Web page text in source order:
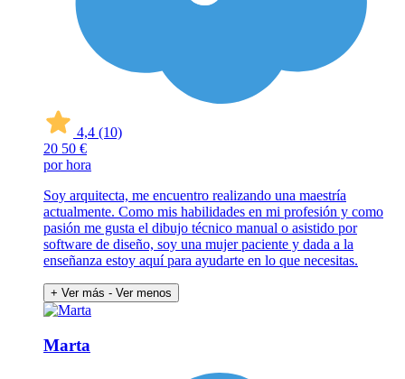
4,4 (10)
20 50 €
por hora
Soy arquitecta, me encuentro realizando una maestría
actualmente. Como mis habilidades en mi profesión y como
pasión me gusta el dibujo técnico manual o asistido por
software de diseño, soy una mujer paciente y dada a la
enseñanza estoy aquí para ayudarte en lo que necesitas.
+ Ver más - Ver menos
Marta